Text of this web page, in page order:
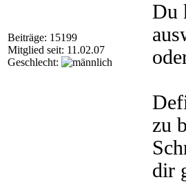
Beiträge: 15199
Mitglied seit: 11.02.07
Geschlecht:
Du
zu
dir